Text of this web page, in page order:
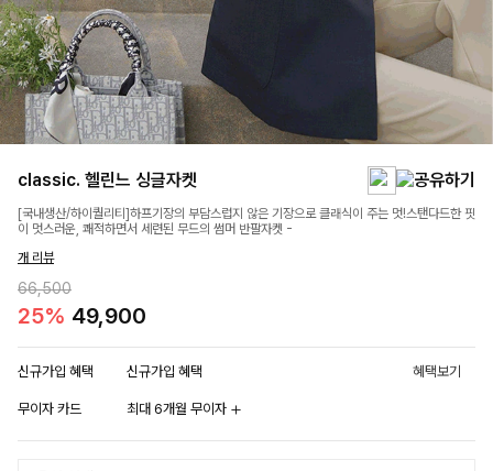
classic. 헬린느 싱글자켓
[국내생산/하이퀄리티]하프기장의 부담스럽지 않은 기장으로 클래식이 주는 멋!스탠다드한 핏
이 멋스러운, 쾌적하면서 세련된 무드의 썸머 반팔자켓 -
개 리뷰
66,500
25% 49,900
신규가입 혜택 신규가입 혜택 혜택보기
무이자 카드 최대 6개월 무이자